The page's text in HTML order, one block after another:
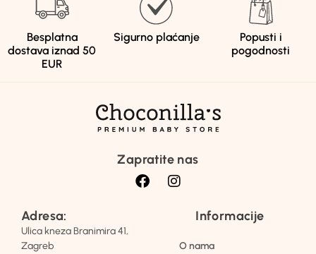
Besplatna
dostava iznad 50
EUR
Sigurno plaćanje
Popusti i
pogodnosti
Zapratite nas
Adresa:
Ulica kneza Branimira 41,
Zagreb
Informacije
O nama